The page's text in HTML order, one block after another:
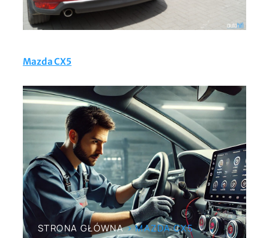
Mazda CX5
STRONA GŁÓWNA> MAZDA CX5